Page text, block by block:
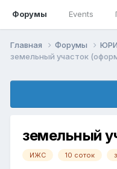
Форумы Events
Главная Форумы
земельный участок
земельный
ИЖС 10 соток